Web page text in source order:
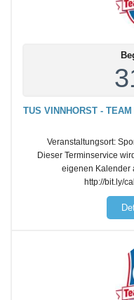
TUS VINNHORST -
Veranstaltungsort:
Dieser Terminservice
eigenen Kalender
http://bit.ly/